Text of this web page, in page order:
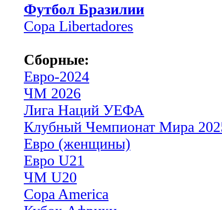
Футбол Бразилии
Copa Libertadores
Сборные:
Евро-2024
ЧМ 2026
Лига Наций УЕФА
Клубный Чемпионат Мира
Евро (женщины)
Евро U21
ЧМ U20
Copa America